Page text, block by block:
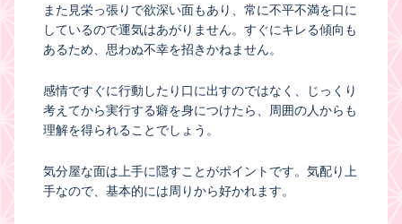
また見栄っ張りで欲深い面もあり、常に不平不満を口に
しているので運気はあがりません。すぐにキレる傾向も
あるため、思わぬ不幸を招きかねません。
感情ですぐに行動したり口に出すのではなく、じっくり
考えてから実行する癖を身につけたら、周囲の人からも
理解を得られることでしょう。
気分屋な面は上手に隠すことがポイントです。気配り上
手なので、基本的には周りから好かれます。